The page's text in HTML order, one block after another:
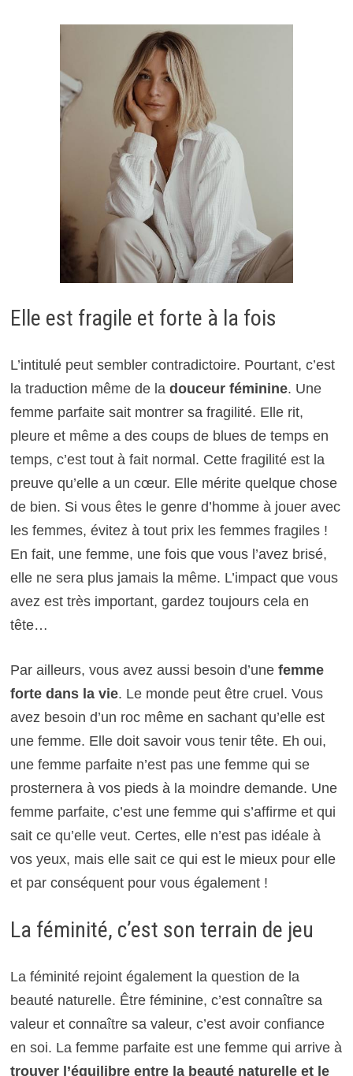
Elle est fragile et forte à la fois
L’intitulé peut sembler contradictoire. Pourtant, c’est
la traduction même de la douceur féminine. Une
femme parfaite sait montrer sa fragilité. Elle rit,
pleure et même a des coups de blues de temps en
temps, c’est tout à fait normal. Cette fragilité est la
preuve qu’elle a un cœur. Elle mérite quelque chose
de bien. Si vous êtes le genre d’homme à jouer avec
les femmes, évitez à tout prix les femmes fragiles !
En fait, une femme, une fois que vous l’avez brisé,
elle ne sera plus jamais la même. L’impact que vous
avez est très important, gardez toujours cela en
tête…
Par ailleurs, vous avez aussi besoin d’une femme
forte dans la vie. Le monde peut être cruel. Vous
avez besoin d’un roc même en sachant qu’elle est
une femme. Elle doit savoir vous tenir tête. Eh oui,
une femme parfaite n’est pas une femme qui se
prosternera à vos pieds à la moindre demande. Une
femme parfaite, c’est une femme qui s’affirme et qui
sait ce qu’elle veut. Certes, elle n’est pas idéale à
vos yeux, mais elle sait ce qui est le mieux pour elle
et par conséquent pour vous également !
La féminité, c’est son terrain de jeu
La féminité rejoint également la question de la
beauté naturelle. Être féminine, c’est connaître sa
valeur et connaître sa valeur, c’est avoir confiance
en soi. La femme parfaite est une femme qui arrive à
trouver l’équilibre entre la beauté naturelle et le